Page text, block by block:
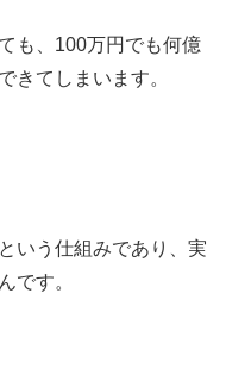
も、100万円でも何億
きてしまいます。
いう仕組みであり、実
です。